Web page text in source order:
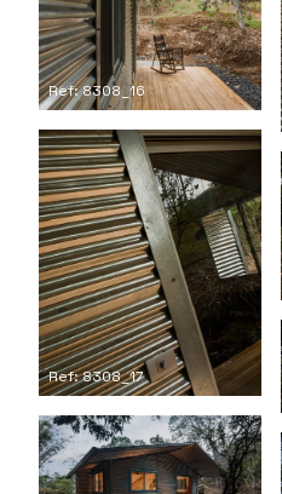
Ref: 8308_16
Ref: 8308_17